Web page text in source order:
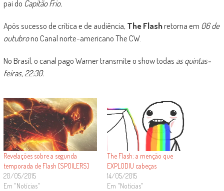
pai do Capitão Frio.
Após sucesso de crítica e de audiência, The Flashretorna em 06 de
outubrono Canal norte-americano The CW.
No Brasil, o canal pago Warner transmite o show todas as quintas-
feiras, 22:30.
Revelações sobre a segunda
temporada de Flash [SPOILERS]
20/05/2015
Em "Notícias"
The Flash: a menção que
EXPLODIU cabeças
14/05/2015
Em "Notícias"